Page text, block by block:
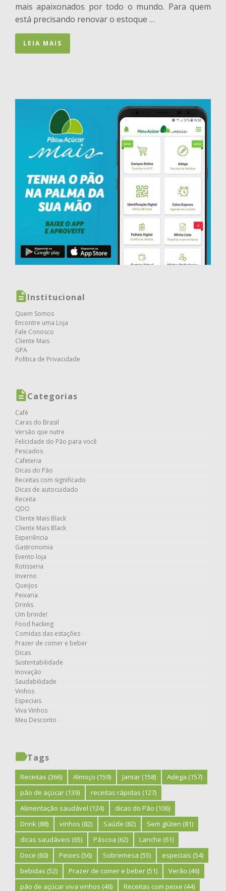
mais apaixonados por todo o mundo. Para quem
está precisando renovar o estoque …
LEIA MAIS
Institucional
Quem Somos
Encontre uma Loja
Fale Conosco
Cliente Mais
GPA
Política de Privacidade
Categorias
Café
Caras do Brasil
Versão que nutre
Felicidade do Pão para você
Pescados
Cafeteria
Dicas do Pão
Receitas com significado
Dicas de autocuidado
Receita
QDO
Cliente Mais Black
Cliente Mais Black
Experiência
Gastronomia
Evento loja
Rotisseria
Inverno
Queijos
Peixaria
Drinks
Um brinde!
Food hacking
Comidas das estações
Prazer de comer e beber
Dicas
Sustentabilidade
Inovação
Saudabilidade
Vinhos
Especiais
Viva Vinhos
Meu Desconto
Tags
Receitas (366) Almoço (159) Jantar (158) Adega (157)
pão de açúcar (139) receitas rápidas (127)
Alimentação saudável (124) dicas do Pão (106)
Drink (88) vinhos (82) Saúde (82) Sem glúten (81)
dicas saudáveis (65) Páscoa (62) Lanche (61)
Doce (60) Peixes (56) Sobremesa (55) especiais (54)
bebidas (52) Prazer de comer e beber (51) Verão (46)
pão de açúcar viva vinhos (46) Receitas com peixe (44)